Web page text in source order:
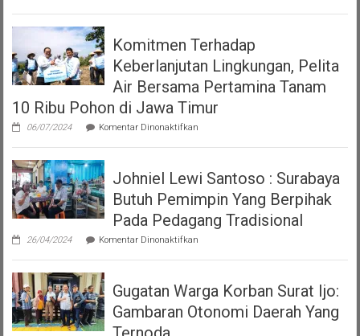
7
2023
tentang
Pajak
Dan
Polrestabes
Terkait
Viral
Video
Polwan
Tegur
Pria
Komitmen Terhadap
Keberlanjutan Lingkungan, Pelita
Air Bersama Pertamina Tanam
10 Ribu Pohon di Jawa Timur
06/07/2024 Komentar Dinonaktifkan
Terhadap
Lingkungan,
Pelita
Air
Bersama
Pertamina
di
Jawa
Timur
Johniel Lewi Santoso : Surabaya
Butuh Pemimpin Yang Berpihak
Pada Pedagang Tradisional
26/04/2024 Komentar Dinonaktifkan
Lewi
:
Surabaya
Butuh
Gugatan Warga Korban Surat Ijo:
Gambaran Otonomi Daerah Yang